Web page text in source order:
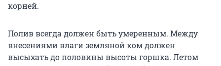
корней.
Полив всегда должен быть умеренным. Между
внесениями влаги земляной ком должен
высыхать до половины высоты горшка. Летом